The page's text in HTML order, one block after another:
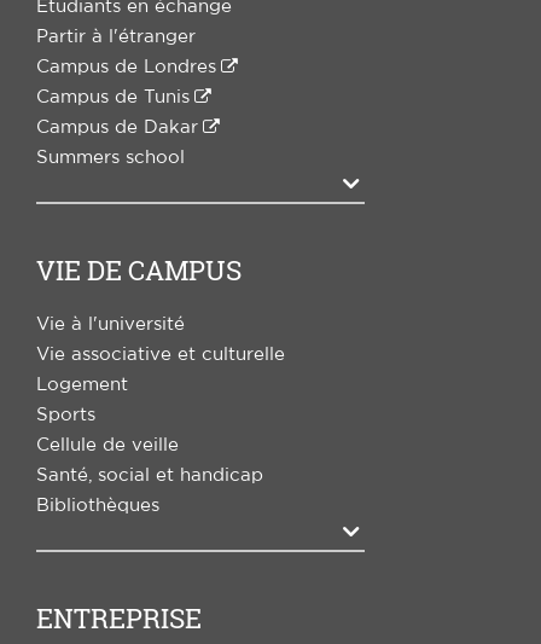
Étudiants en échange
Partir à l'étranger
Campus de Londres
Campus de Tunis
Campus de Dakar
Summers school
Agrandir
VIE DE CAMPUS
Vie à l'université
Vie associative et culturelle
Logement
Sports
Cellule de veille
Santé, social et handicap
Bibliothèques
Agrandir
ENTREPRISE